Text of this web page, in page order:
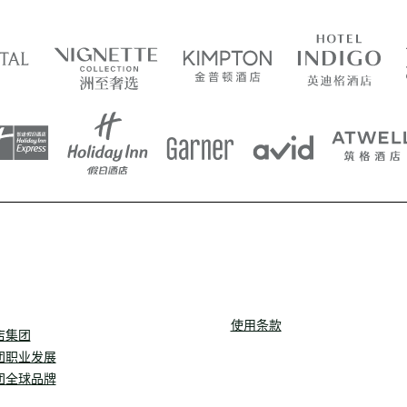
集团
职业发展
全球品牌
使用条款